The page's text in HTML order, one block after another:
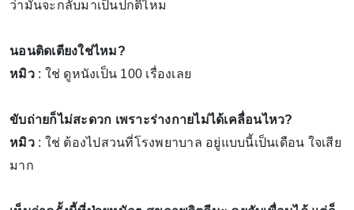
ว่ามันจะกลับมาเป็นปกติไหม
นอนติดเตียงใช่ไหม?
หมิว : ใช่ ดูหนังเป็น 100 เรื่องเลย
ขับถ่ายก็ไม่สะดวก เพราะร่างกายไม่ได้เคลื่อนไหว?
หมิว: ใช่ ต้องไปสวนที่โรงพยาบาล อยู่แบบนี้เป็นเดือน ใจเสีย
มาก